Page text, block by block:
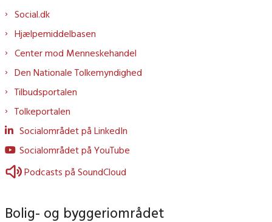
Social.dk
Hjælpemiddelbasen
Center mod Menneskehandel
Den Nationale Tolkemyndighed
Tilbudsportalen
Tolkeportalen
Socialområdet på LinkedIn
Socialområdet på YouTube
Podcasts på SoundCloud
Bolig- og byggeriområdet